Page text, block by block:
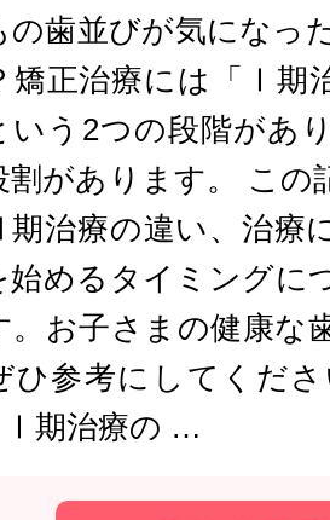
の歯並びが気になっ
矯正治療には「Ⅰ期
いう2つの段階があ
割があります。 こ
治療の違い、治療
始めるタイミングに
。お子さまの健康な
ひ参考にしてくだ
期治療の …